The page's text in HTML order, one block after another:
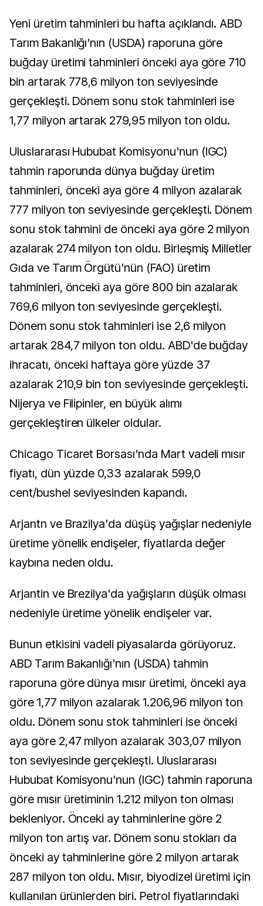
Yeni üretim tahminleri bu hafta açıklandı. ABD
Tarım Bakanlığı'nın (USDA) raporuna göre
buğday üretimi tahminleri önceki aya göre 710
bin artarak 778,6 milyon ton seviyesinde
gerçekleşti. Dönem sonu stok tahminleri ise
1,77 milyon artarak 279,95 milyon ton oldu.
Uluslararası Hububat Komisyonu'nun (IGC)
tahmin raporunda dünya buğday üretim
tahminleri, önceki aya göre 4 milyon azalarak
777 milyon ton seviyesinde gerçekleşti. Dönem
sonu stok tahmini de önceki aya göre 2 milyon
azalarak 274 milyon ton oldu. Birleşmiş Milletler
Gıda ve Tarım Örgütü'nün (FAO) üretim
tahminleri, önceki aya göre 800 bin azalarak
769,6 milyon ton seviyesinde gerçekleşti.
Dönem sonu stok tahminleri ise 2,6 milyon
artarak 284,7 milyon ton oldu. ABD'de buğday
ihracatı, önceki haftaya göre yüzde 37
azalarak 210,9 bin ton seviyesinde gerçekleşti.
Nijerya ve Filipinler, en büyük alımı
gerçekleştiren ülkeler oldular.
Chicago Ticaret Borsası'nda Mart vadeli mısır
fiyatı, dün yüzde 0,33 azalarak 599,0
cent/bushel seviyesinden kapandı.
Arjantn ve Brazilya'da düşüş yağışlar nedeniyle
üretime yönelik endişeler, fiyatlarda değer
kaybına neden oldu.
Arjantin ve Brezilya'da yağışların düşük olması
nedeniyle üretime yönelik endişeler var.
Bunun etkisini vadeli piyasalarda görüyoruz.
ABD Tarım Bakanlığı'nın (USDA) tahmin
raporuna göre dünya mısır üretimi, önceki aya
göre 1,77 milyon azalarak 1.206,96 milyon ton
oldu. Dönem sonu stok tahminleri ise önceki
aya göre 2,47 milyon azalarak 303,07 milyon
ton seviyesinde gerçekleşti. Uluslararası
Hububat Komisyonu'nun (IGC) tahmin raporuna
göre mısır üretiminin 1.212 milyon ton olması
bekleniyor. Önceki ay tahminlerine göre 2
milyon ton artış var. Dönem sonu stokları da
önceki ay tahminlerine göre 2 milyon artarak
287 milyon ton oldu. Mısır, biyodizel üretimi için
kullanılan ürünlerden biri. Petrol fiyatlarındaki